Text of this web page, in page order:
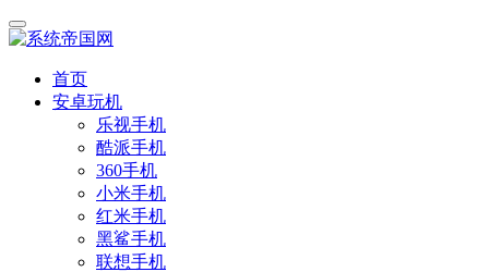
首页
安卓玩机
乐视手机
酷派手机
360手机
小米手机
红米手机
黑鲨手机
联想手机